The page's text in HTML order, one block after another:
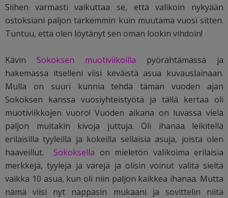
Siihen varmasti vaikuttaa se, että valikoin nykyään
ostoksiani paljon tarkemmin kuin muutama vuosi sitten.
Tuntuu, että olen löytänyt sen oman lookin vihdoin!
KävinSokoksen muotiviikoilla pyörähtämässä ja
hakemassa itselleni viisi keväistä asua kuvauslainaan.
Mulla on suuri kunnia tehdä tämän vuoden ajan
Sokoksen kanssa vuosiyhteistyötä ja tällä kertaa oli
muotiviikkojen vuoro! Vuoden aikana on luvassa vielä
paljon muitakin kivoja juttuja. Oli ihanaa leikitellä
erilaisilla tyyleillä ja kokeilla sellaisia asuja, joista olen
haaveillut.Sokoksella on mieletön valikoima erilaisia
merkkejä, tyylejä ja värejä ja olisin voinut valita sieltä
vaikka 10 asua, kun oli niin paljon kaikkea ihanaa. Mutta
nämä viisi nyt nappasin mukaani ja sovittelin niitä